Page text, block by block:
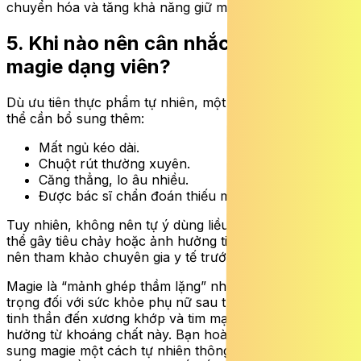
chuyển hóa và tăng khả năng giữ magie trong cơ thể.
5. Khi nào nên cân nhắc bổ sung
magie dạng viên?
Dù ưu tiên thực phẩm tự nhiên, một số trường hợp có
thể cần bổ sung thêm:
Mất ngủ kéo dài.
Chuột rút thường xuyên.
Căng thẳng, lo âu nhiều.
Được bác sĩ chẩn đoán thiếu magie…
Tuy nhiên, không nên tự ý dùng liều cao kéo dài vì có
thể gây tiêu chảy hoặc ảnh hưởng tiêu hóa. Tốt nhất
nên tham khảo chuyên gia y tế trước khi sử dụng.
Magie là “mảnh ghép thầm lặng” nhưng cực kỳ quan
trọng đối với sức khỏe phụ nữ sau tuổi 40. Từ giấc ngủ,
tinh thần đến xương khớp và tim mạch đều chịu ảnh
hưởng từ khoáng chất này. Bạn hoàn toàn có thể bổ
sung magie một cách tự nhiên thông qua chế độ ăn